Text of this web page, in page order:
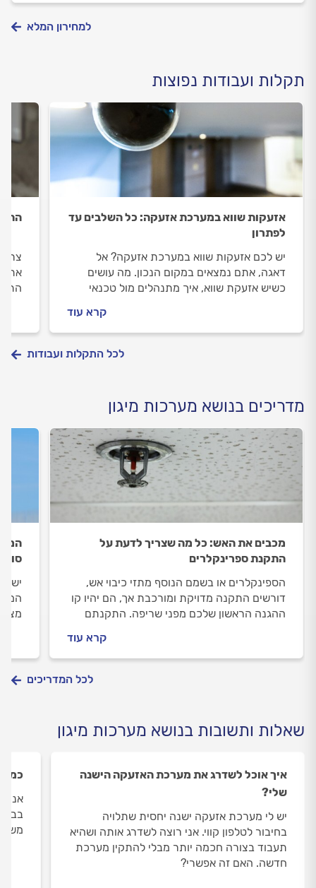
למחירון המלא
תקלות ועבודות נפוצות
אזעקות שווא במערכת אזעקה: כל השלבים עד
לפתרון
יש לכם אזעקות שווא במערכת אזעקה? אל
דאגה, אתם נמצאים במקום הנכון. מה עושים
כשיש אזעקת שווא, איך מתנהלים מול טכנאי
קרא עוד
לכל התקלות ועבודות
מדריכים בנושא מערכות מיגון
מכבים את האש: כל מה שצריך לדעת על
התקנת ספרינקלרים
הספינקלרים או בשמם הנוסף מתזי כיבוי אש,
דורשים התקנה מדויקת ומורכבת אך, הם יהיו קו
ההגנה הראשון שלכם מפני שריפה. התקנתם
אילו סוגי מתזים קיימים, איך הם פועלים, מה כולל
תהליך ההתקנה ומה ישפיע על המחיר? כל
קרא עוד
לכל המדריכים
שאלות ותשובות בנושא מערכות מיגון
איך אוכל לשדרג את מערכת האזעקה הישנה
שלי?
יש לי מערכת אזעקה ישנה יחסית שתלויה
בחיבור לטלפון קווי. אני רוצה לשדרג אותה ושהיא
תעבוד בצורה חכמה יותר מבלי להתקין מערכת
חדשה. האם זה אפשרי?
כמה
אנו